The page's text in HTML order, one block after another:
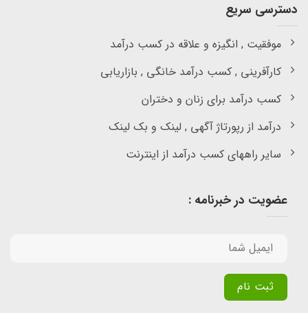
دسترسی سریع
موفقیت , انگیزه و علاقه در کسب درآمد
کارآفرینی , کسب درآمد خانگی , بازاریابی
کسب درآمد برای زنان و دختران
درآمد از رپورتاژ آگهی , لینک و بک لینک
سایر راههای کسب درآمد از اینترنت
عضویت در خبرنامه :